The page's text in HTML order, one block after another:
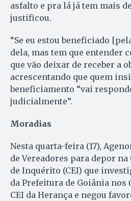
asfalto e pra lá já tem mais
justificou.
“Se eu estou beneficiado
dela, mas tem que entender
que vão deixar de receber a
acrescentando que quem
beneficiamento “vai
judicialmente”.
Moradias
Nesta quarta-feira (17),
de Vereadores para depor
de Inquérito (CEI) que
da Prefeitura de Goiânia
CEI da Herança e negou